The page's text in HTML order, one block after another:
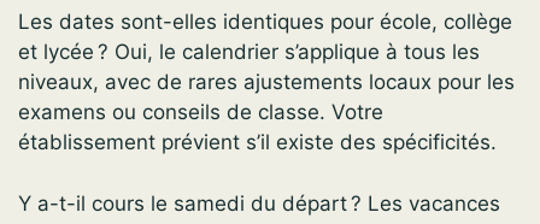
Les dates sont-elles identiques pour école, collège
et lycée ? Oui, le calendrier s’applique à tous les
niveaux, avec de rares ajustements locaux pour les
examens ou conseils de classe. Votre
établissement prévient s’il existe des spécificités.
Y a-t-il cours le samedi du départ ? Les vacances